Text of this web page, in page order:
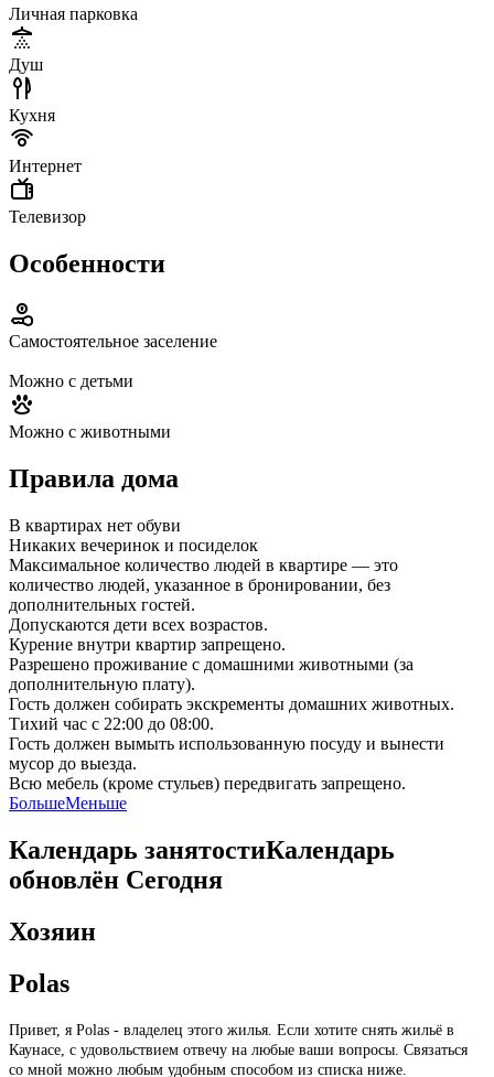
Личная парковка
Душ
Кухня
Интернет
Телевизор
Особенности
Самостоятельное заселение
Можно с детьми
Можно с животными
Правила дома
В квартирах нет обуви
Никаких вечеринок и посиделок
Максимальное количество людей в квартире — это
количество людей, указанное в бронировании, без
дополнительных гостей.
Допускаются дети всех возрастов.
Курение внутри квартир запрещено.
Разрешено проживание с домашними животными (за
дополнительную плату).
Гость должен собирать экскременты домашних животных.
Тихий час с 22:00 до 08:00.
Гость должен вымыть использованную посуду и вынести
мусор до выезда.
Всю мебель (кроме стульев) передвигать запрещено.
БольшеМеньше
Календарь занятостиКалендарь
обновлён Сегодня
Хозяин
Polas
Привет, я Polas - владелец этого жилья. Если хотите снять жильё в
Каунасе, с удовольствием отвечу на любые ваши вопросы. Связаться
со мной можно любым удобным способом из списка ниже.